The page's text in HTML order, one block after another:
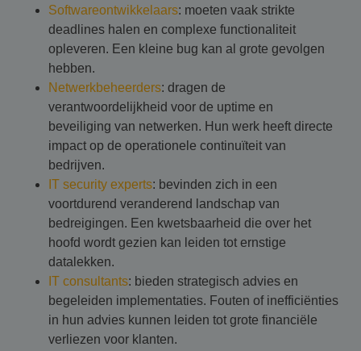
Softwareontwikkelaars: moeten vaak strikte
deadlines halen en complexe functionaliteit
opleveren. Een kleine bug kan al grote gevolgen
hebben.
Netwerkbeheerders: dragen de
verantwoordelijkheid voor de uptime en
beveiliging van netwerken. Hun werk heeft directe
impact op de operationele continuïteit van
bedrijven.
IT security experts: bevinden zich in een
voortdurend veranderend landschap van
bedreigingen. Een kwetsbaarheid die over het
hoofd wordt gezien kan leiden tot ernstige
datalekken.
IT consultants: bieden strategisch advies en
begeleiden implementaties. Fouten of inefficiënties
in hun advies kunnen leiden tot grote financiële
verliezen voor klanten.